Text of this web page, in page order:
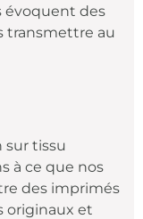
évoquent des
transmettre au
sur tissu
à ce que nos
des imprimés
originaux et